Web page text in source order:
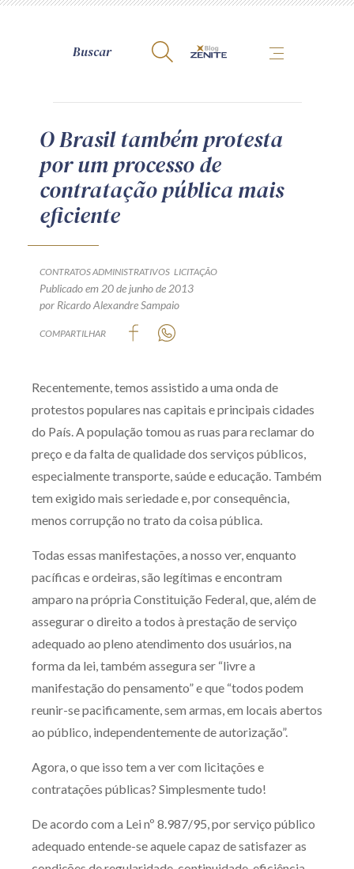
A Zênite
Como publicar conosco
Site da Zênite
Política de Privacidade
Guia de Direitos dos Titulares de Dados
Encarregado (contato)
Zênite Fácil IA
Zênite Play
Orientação por Escrito
Mentoria Zênite
Capacitação
Zênite Online
Zênite in Company
Receba por RSS
Av. Sete de Setembro, 4698
Telefone (41) 2109-8666
O Brasil também protesta
por um processo de
contratação pública mais
eficiente
CONTRATOS ADMINISTRATIVOS LICITAÇÃO
Publicado em 20 de junho de 2013
por Ricardo Alexandre Sampaio
COMPARTILHAR
Recentemente, temos assistido a uma onda de
protestos populares nas capitais e principais cidades
do País. A população tomou as ruas para reclamar do
preço e da falta de qualidade dos serviços públicos,
especialmente transporte, saúde e educação. Também
tem exigido mais seriedade e, por consequência,
menos corrupção no trato da coisa pública.
Todas essas manifestações, a nosso ver, enquanto
pacíficas e ordeiras, são legítimas e encontram
amparo na própria Constituição Federal, que, além de
assegurar o direito a todos à prestação de serviço
adequado ao pleno atendimento dos usuários, na
forma da lei, também assegura ser “livre a
manifestação do pensamento” e que “todos podem
reunir-se pacificamente, sem armas, em locais abertos
ao público, independentemente de autorização”.
Agora, o que isso tem a ver com licitações e
contratações públicas? Simplesmente tudo!
De acordo com a Lei nº 8.987/95, por serviço público
adequado entende-se aquele capaz de satisfazer as